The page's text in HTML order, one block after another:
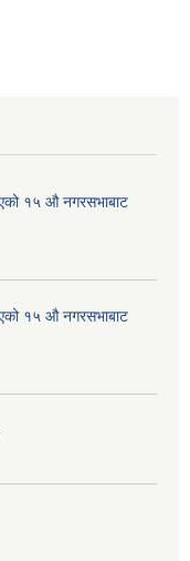
१५ ‍‍‍औ नगरसभाबाट
१५ ‍‍‍औ नगरसभाबाट